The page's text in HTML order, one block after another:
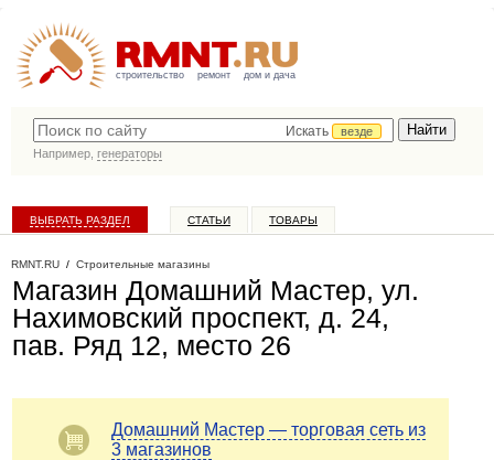
строительство ремонт дом и дача
Искать
везде
Например, генераторы
ВЫБРАТЬ РАЗДЕЛ СТАТЬИ ТОВАРЫ
RMNT.RU / Строительные магазины
Магазин Домашний Мастер, ул.
Нахимовский проспект, д. 24,
пав. Ряд 12, место 26
Домашний Мастер — торговая сеть из
3 магазинов